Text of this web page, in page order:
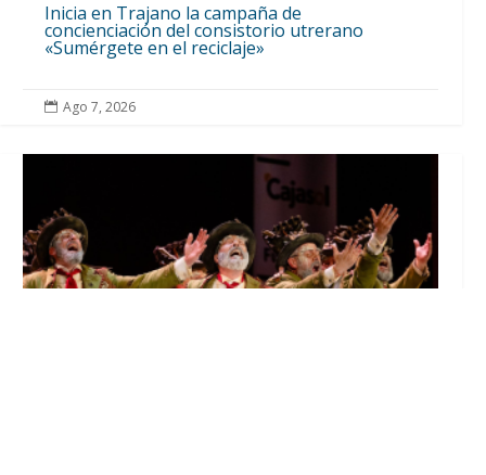
Inicia en Trajano la campaña de
concienciación del consistorio utrerano
«Sumérgete en el reciclaje»
 Ago 7, 2026